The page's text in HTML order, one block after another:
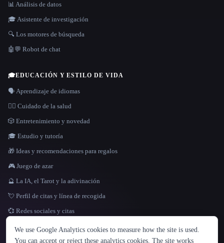
IDIOMA
English español Français Русский 简体中文
📊 Análisis de datos
🎓 Asistente de investigación
🔍 Los motores de búsqueda
🤖💬 Robot de chat
🎓EDUCACIÓN Y ESTILO DE VIDA
🗣️ Aprendizaje de idiomas
👩‍⚕️ Cuidado de la salud
🎲 Entretenimiento y novedad
🎓 Estudio y tutoría
🎁 Ideas y recomendaciones para regalos
🎮 Juego de azar
🔮 La IA, el Tarot y la adivinación
💘 Perfil de citas y línea de recogida
💞 Redes sociales y citas
We use Google Analytics cookies to measure how the site is used.
You can accept or reject these analytics cookies. The site works